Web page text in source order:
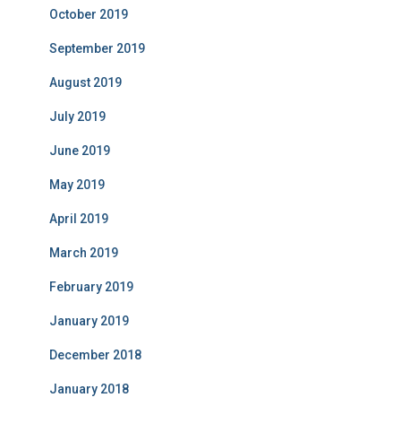
October 2019
September 2019
August 2019
July 2019
June 2019
May 2019
April 2019
March 2019
February 2019
January 2019
December 2018
January 2018